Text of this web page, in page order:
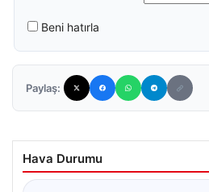
Beni hatırla
Paylaş:
Hava Durumu